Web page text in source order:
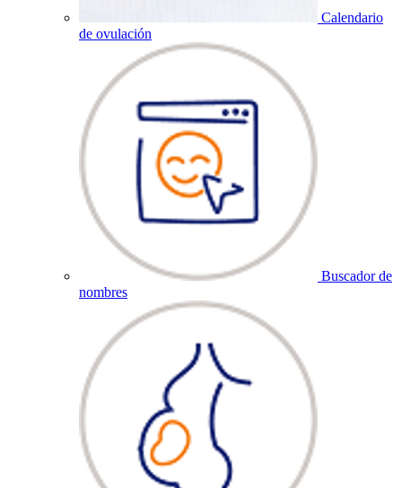
Calendario
de ovulación
Buscador de
nombres